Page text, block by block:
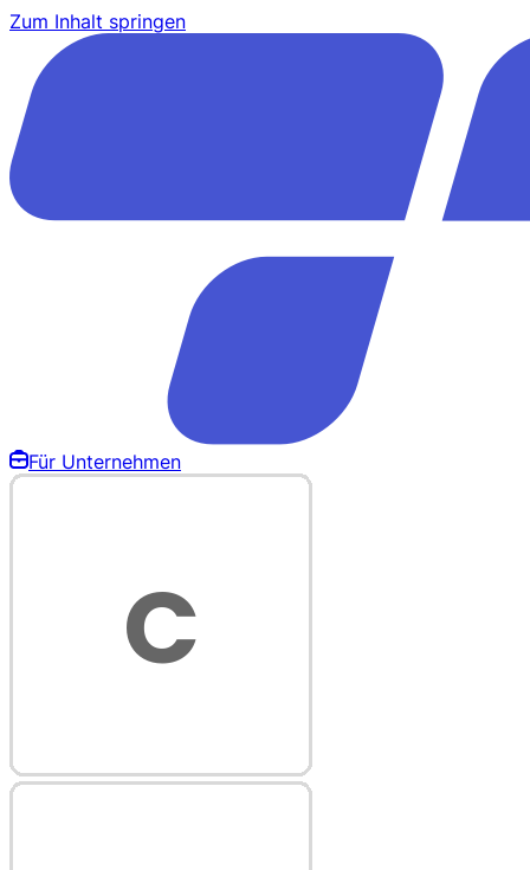
Zum Inhalt springen
Für Unternehmen